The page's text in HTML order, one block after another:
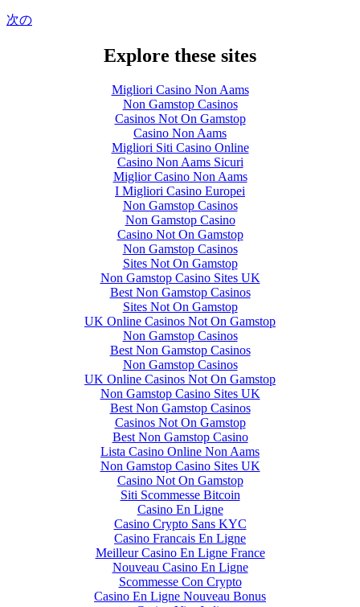
次の
Explore these sites
Migliori Casino Non Aams
Non Gamstop Casinos
Casinos Not On Gamstop
Casino Non Aams
Migliori Siti Casino Online
Casino Non Aams Sicuri
Miglior Casino Non Aams
I Migliori Casino Europei
Non Gamstop Casinos
Non Gamstop Casino
Casino Not On Gamstop
Non Gamstop Casinos
Sites Not On Gamstop
Non Gamstop Casino Sites UK
Best Non Gamstop Casinos
Sites Not On Gamstop
UK Online Casinos Not On Gamstop
Non Gamstop Casinos
Best Non Gamstop Casinos
Non Gamstop Casinos
UK Online Casinos Not On Gamstop
Non Gamstop Casino Sites UK
Best Non Gamstop Casinos
Casinos Not On Gamstop
Best Non Gamstop Casino
Lista Casino Online Non Aams
Non Gamstop Casino Sites UK
Casino Not On Gamstop
Siti Scommesse Bitcoin
Casino En Ligne
Casino Crypto Sans KYC
Casino Francais En Ligne
Meilleur Casino En Ligne France
Nouveau Casino En Ligne
Scommesse Con Crypto
Casino En Ligne Nouveau Bonus